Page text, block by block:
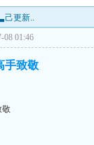
更新..
08 01:46
手致敬
敬